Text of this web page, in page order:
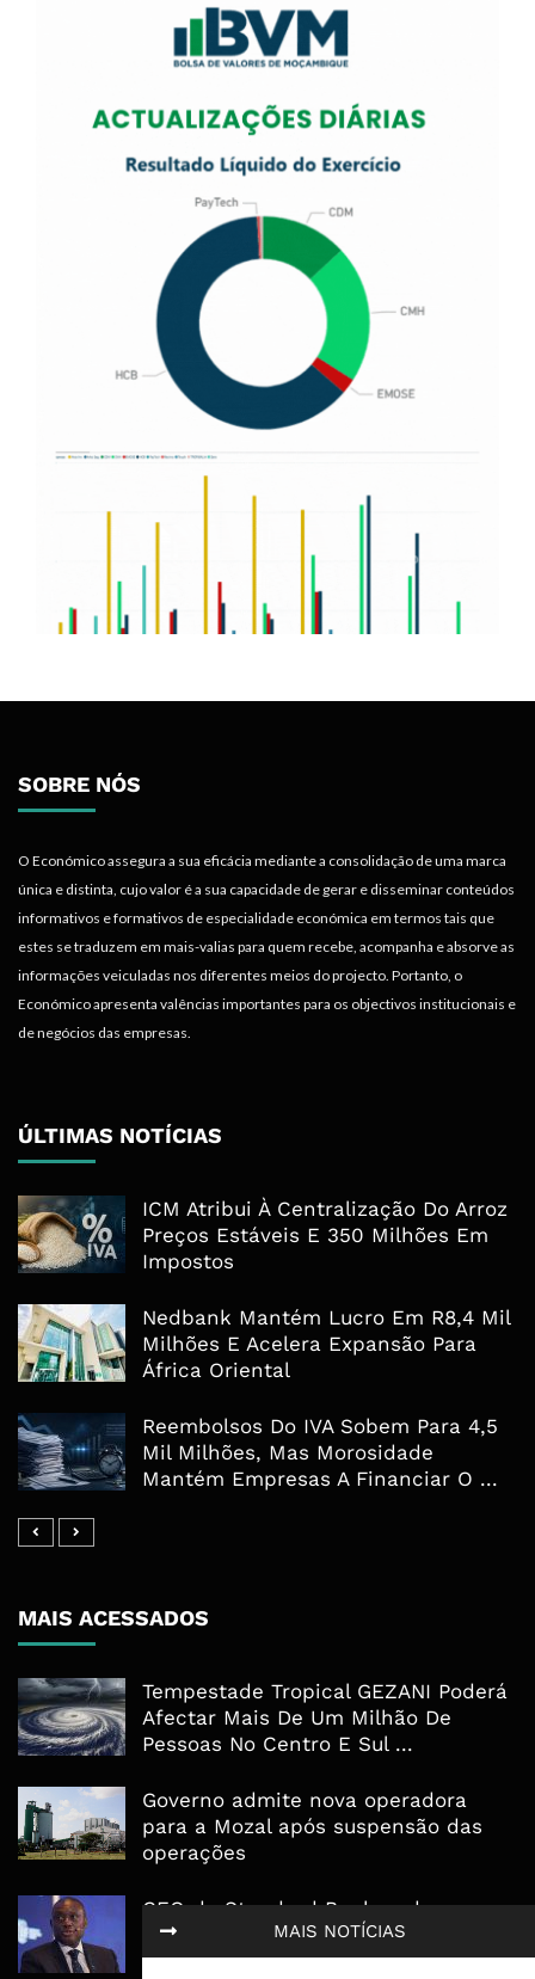
MAIS NOTÍCIAS
SOBRE NÓS
O Económico assegura a sua eficácia mediante a consolidação de uma marca
única e distinta, cujo valor é a sua capacidade de gerar e disseminar conteúdos
informativos e formativos de especialidade económica em termos tais que
estes se traduzem em mais-valias para quem recebe, acompanha e absorve as
informações veiculadas nos diferentes meios do projecto. Portanto, o
Económico apresenta valências importantes para os objectivos institucionais e
de negócios das empresas.
ÚLTIMAS NOTÍCIAS
ICM Atribui À Centralização Do Arroz
Preços Estáveis E 350 Milhões Em
Impostos
Nedbank Mantém Lucro Em R8,4 Mil
Milhões E Acelera Expansão Para
África Oriental
Reembolsos Do IVA Sobem Para 4,5
Mil Milhões, Mas Morosidade
Mantém Empresas A Financiar O ...
MAIS ACESSADOS
Tempestade Tropical GEZANI Poderá
Afectar Mais De Um Milhão De
Pessoas No Centro E Sul ...
Governo admite nova operadora
para a Mozal após suspensão das
operações
CEO do Standard Bank pede ao
Governo que “saia do caminho” e
facilite os negócios